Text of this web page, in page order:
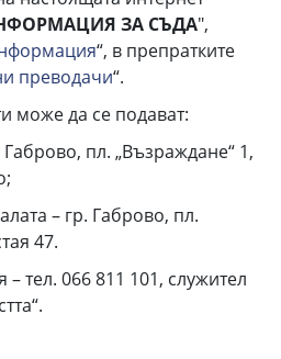
ЗА СЪДА",
“, в препратките
преводачи“.
може да се подават:
пл. „Възраждане“ 1,
– гр. Габрово, пл.
47.
тел. 066 811 101, служител